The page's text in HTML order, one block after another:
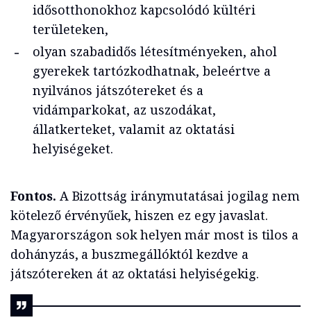
idősotthonokhoz kapcsolódó kültéri
területeken,
olyan szabadidős létesítményeken, ahol
gyerekek tartózkodhatnak, beleértve a
nyilvános játszótereket és a
vidámparkokat, az uszodákat,
állatkerteket, valamit az oktatási
helyiségeket.
Fontos. A Bizottság iránymutatásai jogilag nem
kötelező érvényűek, hiszen ez egy javaslat.
Magyarországon sok helyen már most is tilos a
dohányzás, a buszmegállóktól kezdve a
játszótereken át az oktatási helyiségekig.